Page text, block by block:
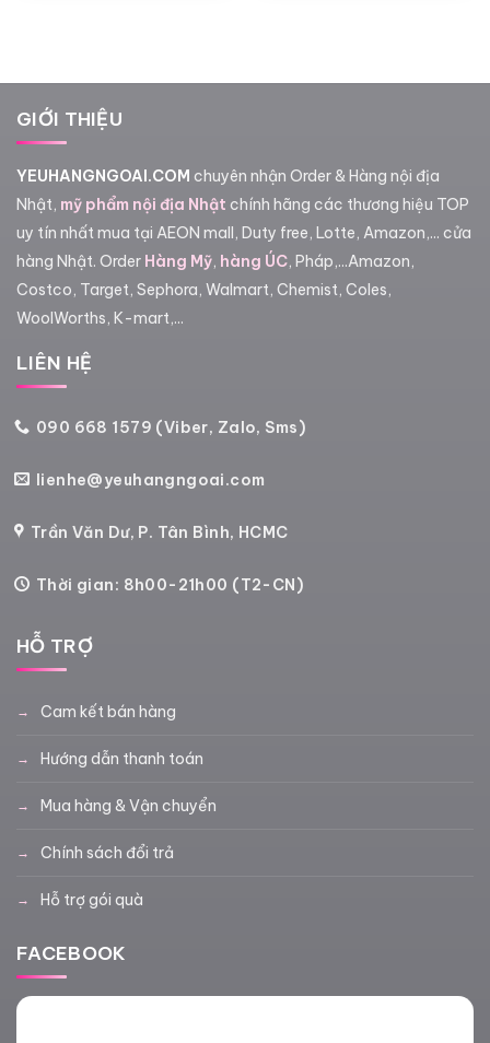
GIỚI THIỆU
YEUHANGNGOAI.COM chuyên nhận Order & Hàng nội địa
Nhật, mỹ phẩm nội địa Nhật chính hãng các thương hiệu TOP
uy tín nhất mua tại AEON mall, Duty free, Lotte, Amazon,... cửa
hàng Nhật. Order Hàng Mỹ, hàng ÚC, Pháp,...Amazon,
Costco, Target, Sephora, Walmart, Chemist, Coles,
WoolWorths, K-mart,...
LIÊN HỆ
090 668 1579 (Viber, Zalo, Sms)
lienhe@yeuhangngoai.com
Trần Văn Dư, P. Tân Bình, HCMC
Thời gian: 8h00-21h00 (T2-CN)
HỖ TRỢ
Cam kết bán hàng
Hướng dẫn thanh toán
Mua hàng & Vận chuyển
Chính sách đổi trả
Hỗ trợ gói quà
FACEBOOK